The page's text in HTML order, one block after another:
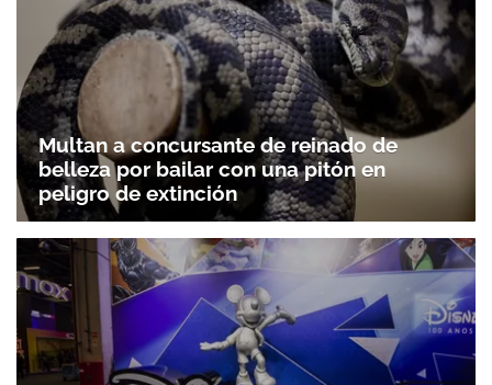
Multan a concursante de reinado de
belleza por bailar con una pitón en
peligro de extinción